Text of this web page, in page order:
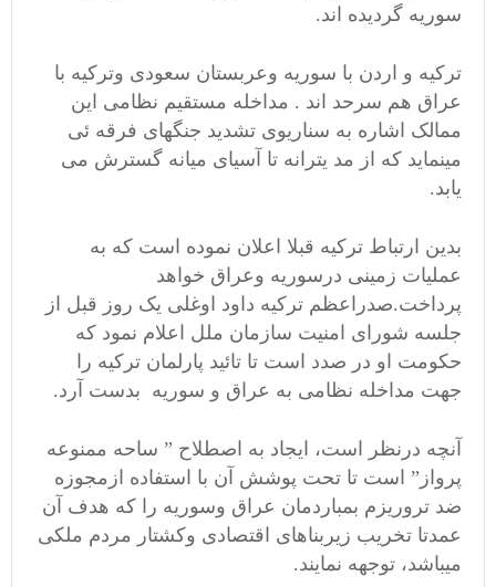
سوریه گردیده اند.
ترکیه و اردن با سوریه وعربستان سعودی وترکیه با
عراق هم سرحد اند . مداخله مستقیم نظامی این
ممالک اشاره به سناریوی تشدید جنگهای فرقه ئی
مینماید که از مد یترانه تا آسیای میانه گسترش می
یابد.
بدین ارتباط ترکیه قبلا اعلان نموده است که به
عملیات زمینی درسوریه وعراق خواهد
پرداخت.صدراعظم ترکیه داود اوغلی یک روز قبل از
جلسه شورای امنیت سازمان ملل اعلام نمود که
حکومت او در صدد است تا تائید پارلمان ترکیه را
جهت مداخله نظامی به عراق و سوریه بدست آرد.
آنچه درنظر است، ایجاد به اصطلاح ” ساحه ممنوعه
پرواز” است تا تحت پوشش آن با استفاده ازمجوزه
ضد تروریزم بمباردمان عراق وسوریه را که هدف آن
عمدتا تخریب زیربناهای اقتصادی وکشتار مردم ملکی
میباشد، توجهه نمایند.